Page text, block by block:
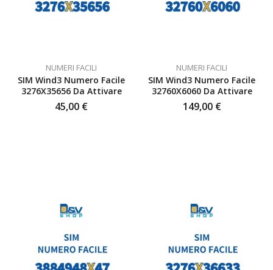
NUMERI FACILI
SIM Wind3 Numero Facile
3276X35656 Da Attivare
45,00 €
NUMERI FACILI
SIM Wind3 Numero Facile
32760X6060 Da Attivare
149,00 €